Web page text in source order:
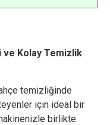
ve Kolay Temizlik
temizliğinde
için ideal bir
birlikte